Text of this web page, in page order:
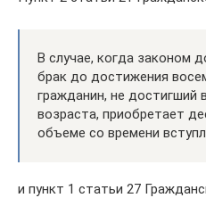
В случае, когда законом
брак до достижения
гражданин, не достигший
возраста, приобретает
объеме со времени
и пункт 1 статьи 27